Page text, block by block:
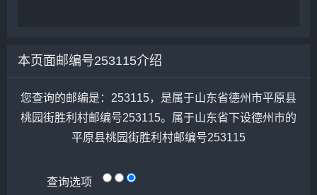
本页面邮编号253115介绍
您查询的邮编是：253115，是属于山东省德州市平原县
桃园街胜利村邮编号253115。属于山东省下设德州市的
平原县桃园街胜利村邮编号253115
查询选项